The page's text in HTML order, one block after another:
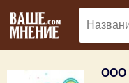
ООО